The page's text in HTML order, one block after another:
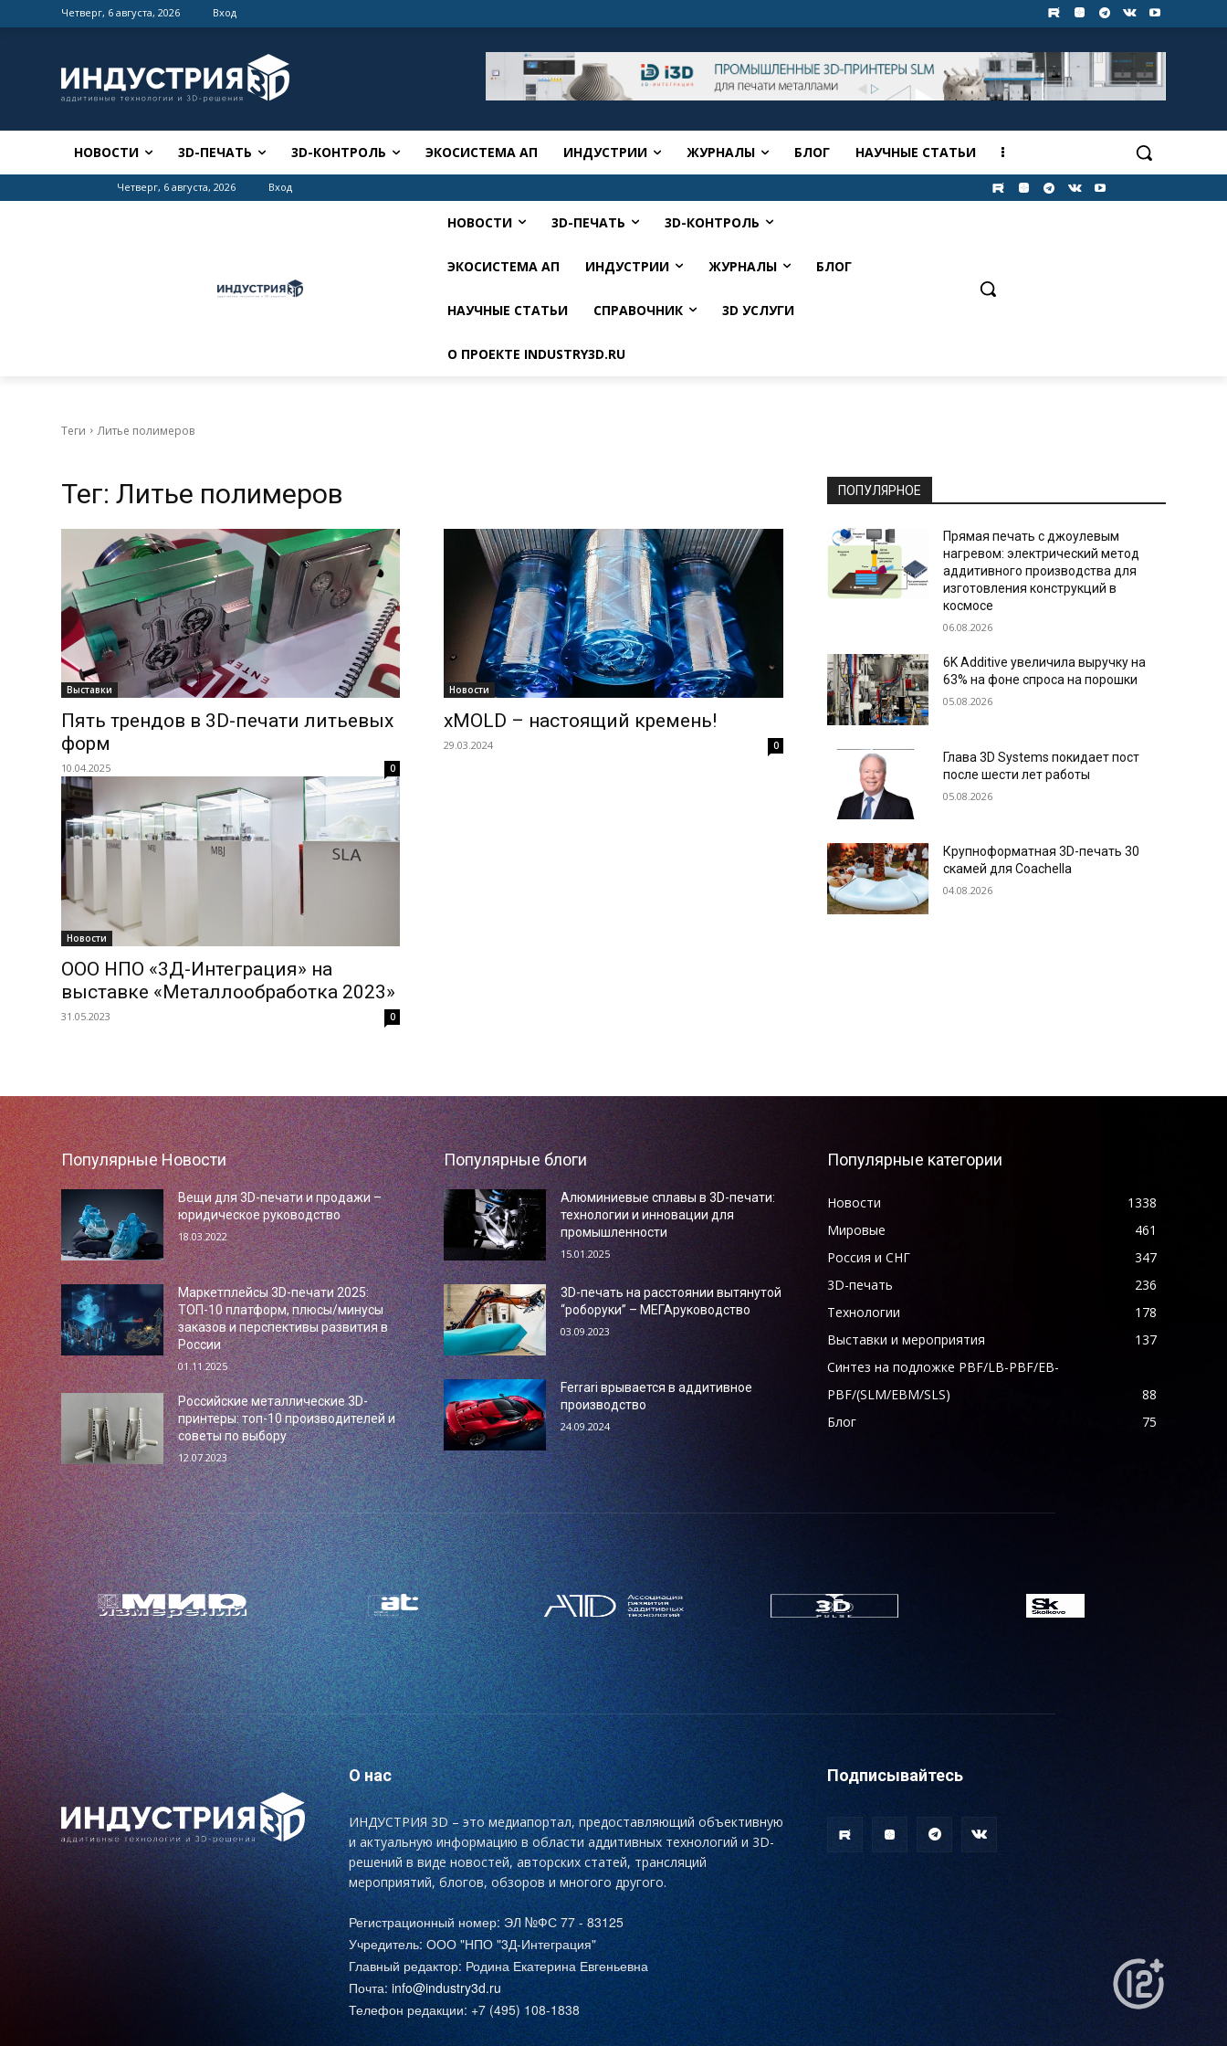
Четверг, 6 августа, 2026 Вход
НОВОСТИ 3D-ПЕЧАТЬ 3D-КОНТРОЛЬ ЭКОСИСТЕМА АП ИНДУСТРИИ ЖУРНАЛЫ БЛОГ НАУЧНЫЕ СТАТЬИ
Четверг, 6 августа, 2026 Вход
НОВОСТИ 3D-ПЕЧАТЬ 3D-КОНТРОЛЬ
ЭКОСИСТЕМА АП ИНДУСТРИИ ЖУРНАЛЫ БЛОГ
НАУЧНЫЕ СТАТЬИ СПРАВОЧНИК 3D УСЛУГИ
О ПРОЕКТЕ INDUSTRY3D.RU
Теги Литье полимеров
Тег:Литье полимеров
Выставки
Пять трендов в 3D-печати литьевых
форм
10.04.2025 0
Новости
xMOLD – настоящий кремень!
29.03.2024 0
Новости
ООО НПО «3Д-Интеграция» на
выставке «Металлообработка 2023»
31.05.2023 0
ПОПУЛЯРНОЕ
Прямая печать с джоулевым
нагревом: электрический метод
аддитивного производства для
изготовления конструкций в
космосе
06.08.2026
6K Additive увеличила выручку на
63% на фоне спроса на порошки
05.08.2026
Глава 3D Systems покидает пост
после шести лет работы
05.08.2026
Крупноформатная 3D-печать 30
скамей для Coachella
04.08.2026
Популярные Новости
Вещи для 3D-печати и продажи –
юридическое руководство
18.03.2022
Маркетплейсы 3D-печати 2025:
ТОП-10 платформ, плюсы/минусы
заказов и перспективы развития в
России
01.11.2025
Российские металлические 3D-
принтеры: топ-10 производителей и
советы по выбору
12.07.2023
Популярные блоги
Алюминиевые сплавы в 3D-печати:
технологии и инновации для
промышленности
15.01.2025
3D-печать на расстоянии вытянутой
“роборуки” – МЕГАруководство
03.09.2023
Ferrari врывается в аддитивное
производство
24.09.2024
Популярные категории
Новости
1338
Мировые
461
Россия и СНГ
347
3D-печать
236
Технологии
178
Выставки и мероприятия
137
Синтез на подложке PBF/LB-PBF/EB-
PBF/(SLM/EBM/SLS)
88
Блог
75
О нас
ИНДУСТРИЯ 3D – это медиапортал, предоставляющий объективную
и актуальную информацию в области аддитивных технологий и 3D-
решений в виде новостей, авторских статей, трансляций
мероприятий, блогов, обзоров и многого другого.
Подписывайтесь
Регистрационный номер: ЭЛ №ФС 77 - 83125
Учредитель: ООО "НПО "3Д-Интеграция"
Главный редактор: Родина Екатерина Евгеньевна
Почта:info@industry3d.ru
Телефон редакции: +7 (495) 108-1838